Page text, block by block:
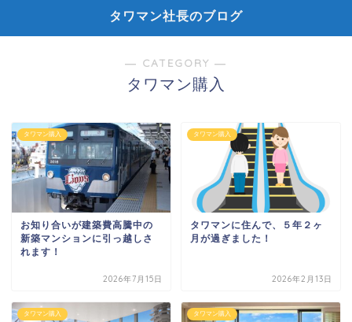
タワマン社長のブログ
― CATEGORY ―
タワマン購入
タワマン購入
お知り合いが建築費高騰中の
新築マンションに引っ越しさ
れます！
2026年7月15日
タワマン購入
タワマンに住んで、５年２ヶ
月が過ぎました！
2026年2月13日
タワマン購入 タワマン購入